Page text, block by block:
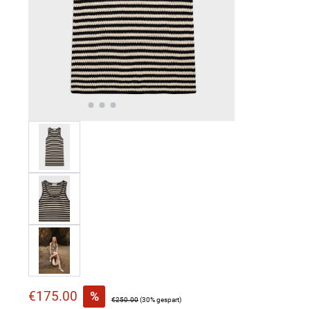
Verkaufspreis:
€175.00 % Regulärer Preis:
€250.00(30% gespart)